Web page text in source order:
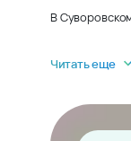
В
Читать еще